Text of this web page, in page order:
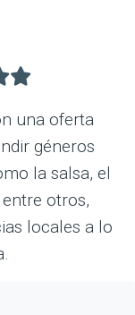
una oferta
géneros
la salsa, el
otros,
locales a lo